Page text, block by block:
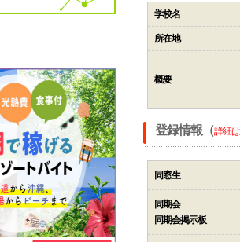
学校名
所在地
概要
登録情報（詳細
同窓生
同期会
同期会掲示板